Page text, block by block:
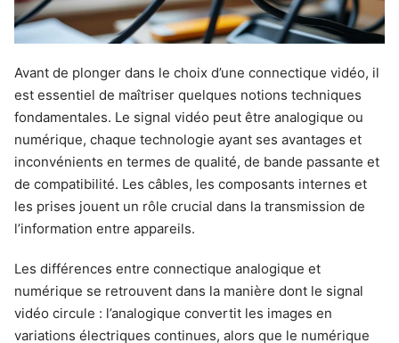
Avant de plonger dans le choix d’une connectique vidéo, il
est essentiel de maîtriser quelques notions techniques
fondamentales. Le signal vidéo peut être analogique ou
numérique, chaque technologie ayant ses avantages et
inconvénients en termes de qualité, de bande passante et
de compatibilité. Les câbles, les composants internes et
les prises jouent un rôle crucial dans la transmission de
l’information entre appareils.
Les différences entre connectique analogique et
numérique se retrouvent dans la manière dont le signal
vidéo circule : l’analogique convertit les images en
variations électriques continues, alors que le numérique